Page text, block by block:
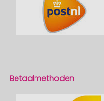
Betaalmethoden